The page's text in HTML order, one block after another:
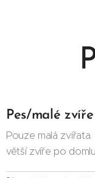
Pes/malé zvíře
Pouze malá
větší zvíře po